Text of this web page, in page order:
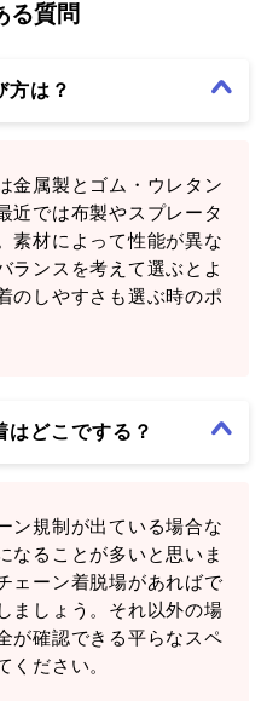
る質問
方は？
金属製とゴム・ウレタン
近では布製やスプレータ
素材によって性能が異な
ランスを考えて選ぶとよ
のしやすさも選ぶ時のポ
はどこでする？
ン規制が出ている場合な
なることが多いと思いま
ェーン着脱場があればで
ましょう。それ以外の場
が確認できる平らなスペ
ください。